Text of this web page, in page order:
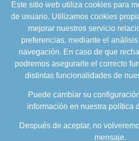
formacion@cualifica2.es
SEDE POZO ALCÓN
Pol. Ind. "La Asomadilla",
Nave 5-6 y anexos
23485 Pozo Alcón (Jaén)
958 050 208
958 991 970
Este sitio web utiliza cookies para
de usuario. Utilizamos cookies
mejorar nuestros servicio
preferencias, mediante el
navegación. En caso de que
podremos asegurarle el correcto
distintas funcionalidades de
Puede cambiar su
información en nuestra política
Después de aceptar, no
mensaje.